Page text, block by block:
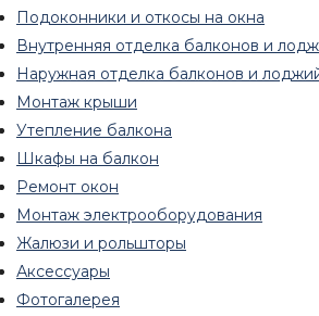
Подоконники и откосы на окна
Внутренняя отделка балконов и
Наружная отделка балконов и
Монтаж крыши
Утепление балкона
Шкафы на балкон
Ремонт окон
Монтаж электрооборудования
Жалюзи и рольшторы
Аксессуары
Фотогалерея